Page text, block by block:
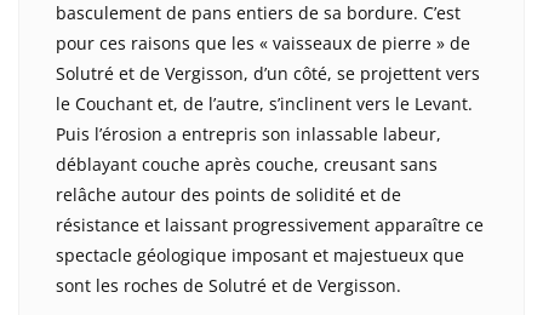
basculement de pans entiers de sa bordure. C’est
pour ces raisons que les « vaisseaux de pierre » de
Solutré et de Vergisson, d’un côté, se projettent vers
le Couchant et, de l’autre, s’inclinent vers le Levant.
Puis l’érosion a entrepris son inlassable labeur,
déblayant couche après couche, creusant sans
relâche autour des points de solidité et de
résistance et laissant progressivement apparaître ce
spectacle géologique imposant et majestueux que
sont les roches de Solutré et de Vergisson.